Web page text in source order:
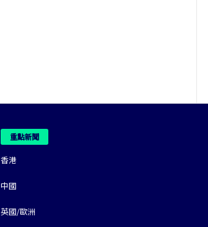
重點新聞
香港
中國
英國/歐洲